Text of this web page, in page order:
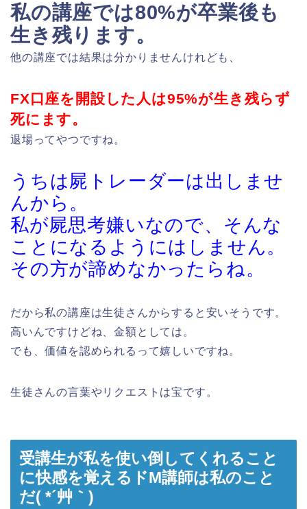
私の講座では80%が卒業後も
生き残ります。
他の講座では結果は分かりませんけれども、
FX口座を開設した人は95%が生き残らず
死にます。
退場ってやつですね。
うちは屍トレーダーは出しませ
んから。
私が屍思考嫌いなので、そんな
ことになるようにはしません。
その方が諦めなかったらね。
だから私の講座は生徒さんからすると安いそうです。
高いんですけどね、金額としては。
でも、価値を認められるって嬉しいですね。
生徒さんの言葉やリクエストは宝です。
受講生が私を使い倒してくれること
に快感を覚えるドM講師は私のこと
だ( *´艸｀)